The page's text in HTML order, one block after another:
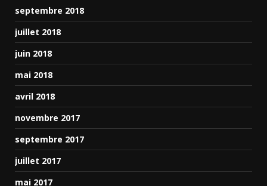
septembre 2018
juillet 2018
juin 2018
mai 2018
avril 2018
novembre 2017
septembre 2017
juillet 2017
mai 2017